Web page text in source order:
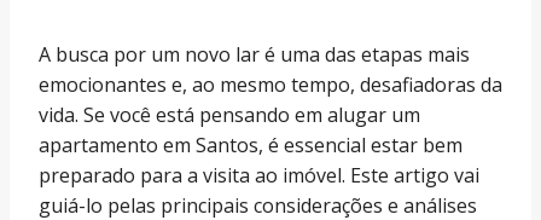
A busca por um novo lar é uma das etapas mais
emocionantes e, ao mesmo tempo, desafiadoras da
vida. Se você está pensando em alugar um
apartamento em Santos, é essencial estar bem
preparado para a visita ao imóvel. Este artigo vai
guiá-lo pelas principais considerações e análises